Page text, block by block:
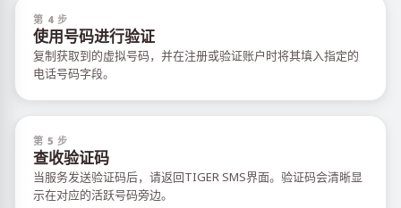
第 4 步
使用号码进行验证
复制获取到的虚拟号码，并在注册或验证账户时将其填入指定的
电话号码字段。
第 5 步
查收验证码
当服务发送验证码后，请返回TIGER SMS界面。验证码会清晰显
示在对应的活跃号码旁边。